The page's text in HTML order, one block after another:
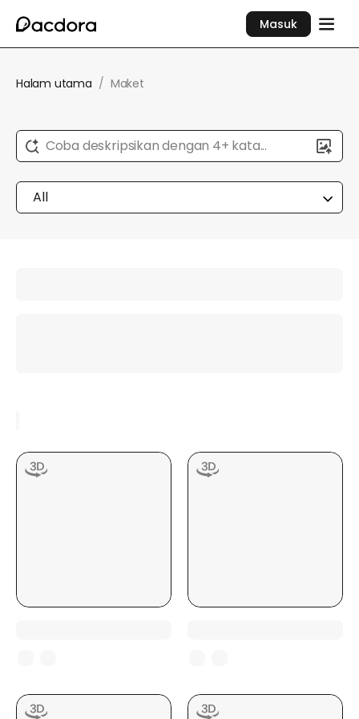
Masuk
Halam utama / Maket
Coba deskripsikan dengan 4+ kata...
All